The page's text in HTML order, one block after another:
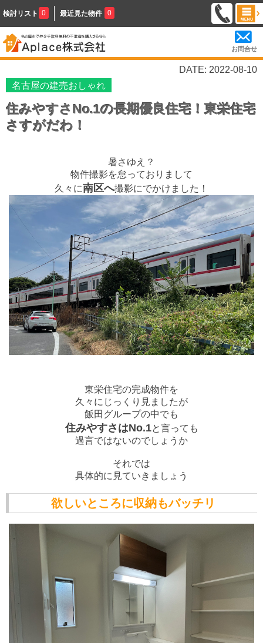
検討リスト 0 最近見た物件 0
お問合せ
DATE: 2022-08-10
名古屋の建売おしゃれ
住みやすさNo.1の長期優良住宅！東栄住宅
さすがだわ！
暑さゆえ？
物件撮影を怠っておりまして
久々に南区へ撮影にでかけました！
東栄住宅の完成物件を
久々にじっくり見ましたが
飯田グループの中でも
住みやすさはNo.1と言っても
過言ではないのでしょうか
それでは
具体的に見ていきましょう
欲しいところに収納もバッチリ